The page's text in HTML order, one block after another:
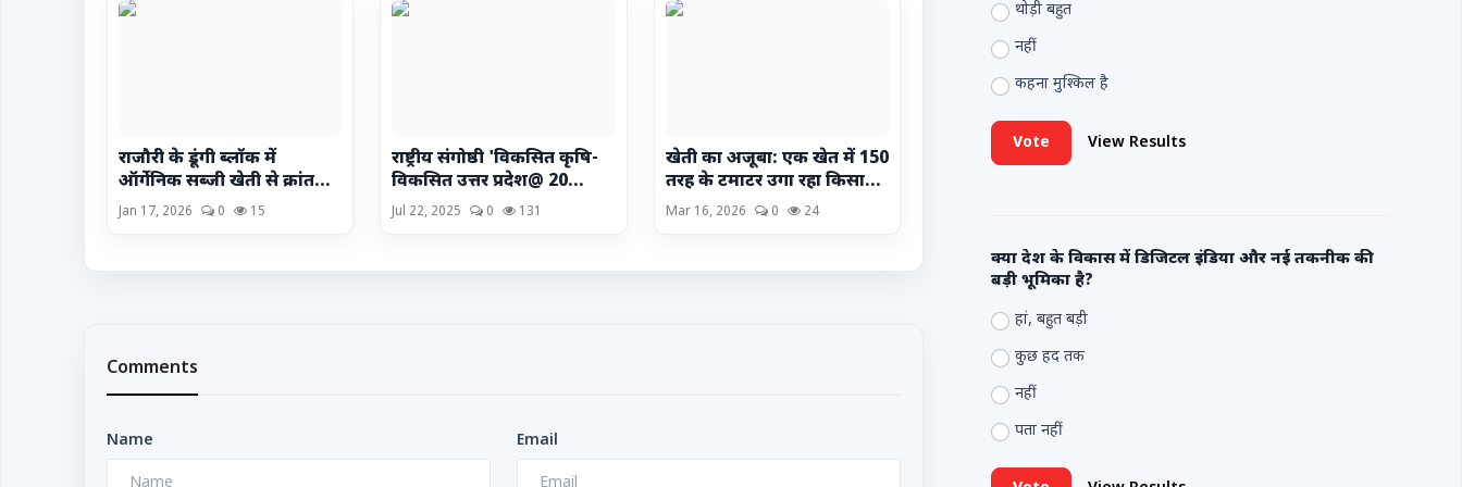
राजौरी के डूंगी ब्लॉक में
ऑर्गेनिक सब्जी खेती से क्रांत...
Jan 17, 2026 0 15
राष्ट्रीय संगोष्ठी 'विकसित कृषि-
विकसित उत्तर प्रदेश@ 20...
Jul 22, 2025 0 131
खेती का अजूबा: एक खेत में 150
तरह के टमाटर उगा रहा किसा...
Mar 16, 2026 0 24
Comments
Name Email
थोड़ी बहुत
नहीं
कहना मुश्किल है
Vote View Results
क्या देश के विकास में डिजिटल इंडिया और नई तकनीक की
बड़ी भूमिका है?
हां, बहुत बड़ी
कुछ हद तक
नहीं
पता नहीं